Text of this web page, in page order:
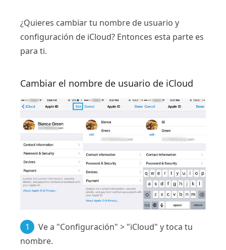
¿Quieres cambiar tu nombre de usuario y
configuración de iCloud? Entonces esta parte es
para ti.
Cambiar el nombre de usuario de iCloud
1
Ve a "Configuración" > "iCloud" y toca tu
nombre.